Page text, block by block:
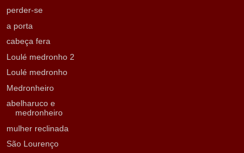
perder-se
a porta
cabeça fera
Loulé medronho 2
Loulé medronho
Medronheiro
abelharuco e
medronheiro
mulher reclinada
São Lourenço